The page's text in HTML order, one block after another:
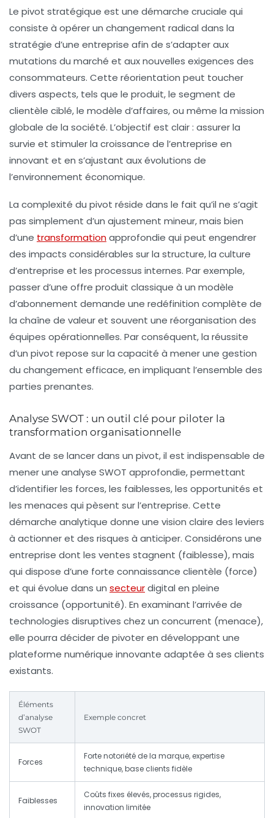
Le pivot stratégique est une démarche cruciale qui
consiste à opérer un changement radical dans la
stratégie d’une entreprise afin de s’adapter aux
mutations du marché et aux nouvelles exigences des
consommateurs. Cette réorientation peut toucher
divers aspects, tels que le produit, le segment de
clientèle ciblé, le modèle d’affaires, ou même la mission
globale de la société. L’objectif est clair : assurer la
survie et stimuler la croissance de l’entreprise en
innovant et en s’ajustant aux évolutions de
l’environnement économique.
La complexité du pivot réside dans le fait qu’il ne s’agit
pas simplement d’un ajustement mineur, mais bien
d’une transformationapprofondie qui peut engendrer
des impacts considérables sur la structure, la culture
d’entreprise et les processus internes. Par exemple,
passer d’une offre produit classique à un modèle
d’abonnement demande une redéfinition complète de
la chaîne de valeur et souvent une réorganisation des
équipes opérationnelles. Par conséquent, la réussite
d’un pivot repose sur la capacité à mener une gestion
du changement efficace, en impliquant l’ensemble des
parties prenantes.
Analyse SWOT : un outil clé pour piloter la
transformation organisationnelle
Avant de se lancer dans un pivot, il est indispensable de
mener une analyse SWOT approfondie, permettant
d’identifier les forces, les faiblesses, les opportunités et
les menaces qui pèsent sur l’entreprise. Cette
démarche analytique donne une vision claire des leviers
à actionner et des risques à anticiper. Considérons une
entreprise dont les ventes stagnent (faiblesse), mais
qui dispose d’une forte connaissance clientèle (force)
et qui évolue dans un secteurdigital en pleine
croissance (opportunité). En examinant l’arrivée de
technologies disruptives chez un concurrent (menace),
elle pourra décider de pivoter en développant une
plateforme numérique innovante adaptée à ses clients
existants.
Éléments
d’analyse
SWOT
Exemple concret
Forces
Forte notoriété de la marque, expertise
technique, base clients fidèle
Faiblesses
Coûts fixes élevés, processus rigides,
innovation limitée